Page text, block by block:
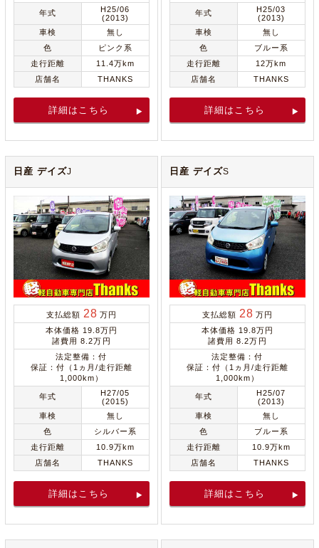
年式
H25/06
(2013)
車検
無し
色
ピンク系
走行距離
11.4万km
店舗名
THANKS
詳細はこちら
年式
H25/03
(2013)
車検
無し
色
ブルー系
走行距離
12万km
店舗名
THANKS
詳細はこちら
日産 デイズJ
支払総額 28 万円
本体価格 19.8万円
諸費用 8.2万円
法定整備：付
保証：付（1ヵ月/走行距離
1,000km）
年式
H27/05
(2015)
車検
無し
色
シルバー系
走行距離
10.9万km
店舗名
THANKS
詳細はこちら
日産 デイズS
支払総額 28 万円
本体価格 19.8万円
諸費用 8.2万円
法定整備：付
保証：付（1ヵ月/走行距離
1,000km）
年式
H25/07
(2013)
車検
無し
色
ブルー系
走行距離
10.9万km
店舗名
THANKS
詳細はこちら